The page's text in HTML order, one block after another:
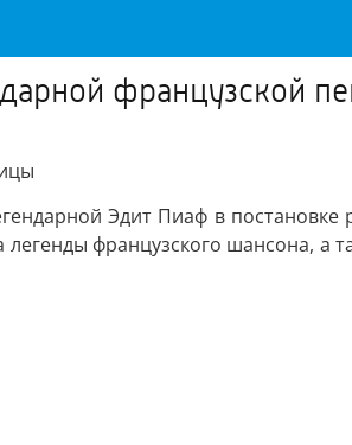
французской
Эдит Пиаф в
французского шансона, а